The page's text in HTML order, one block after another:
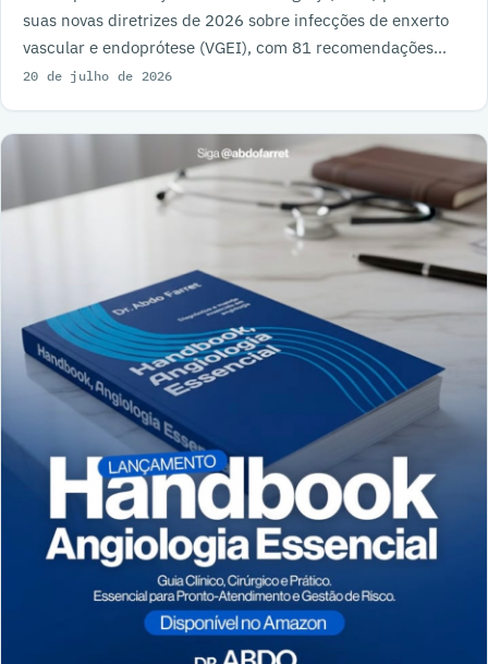
suas novas diretrizes de 2026 sobre infecções de enxerto
vascular e endoprótese (VGEI), com 81 recomendações
sobre diagnóstico, tratamento e acompanhamento.
20 de julho de 2026